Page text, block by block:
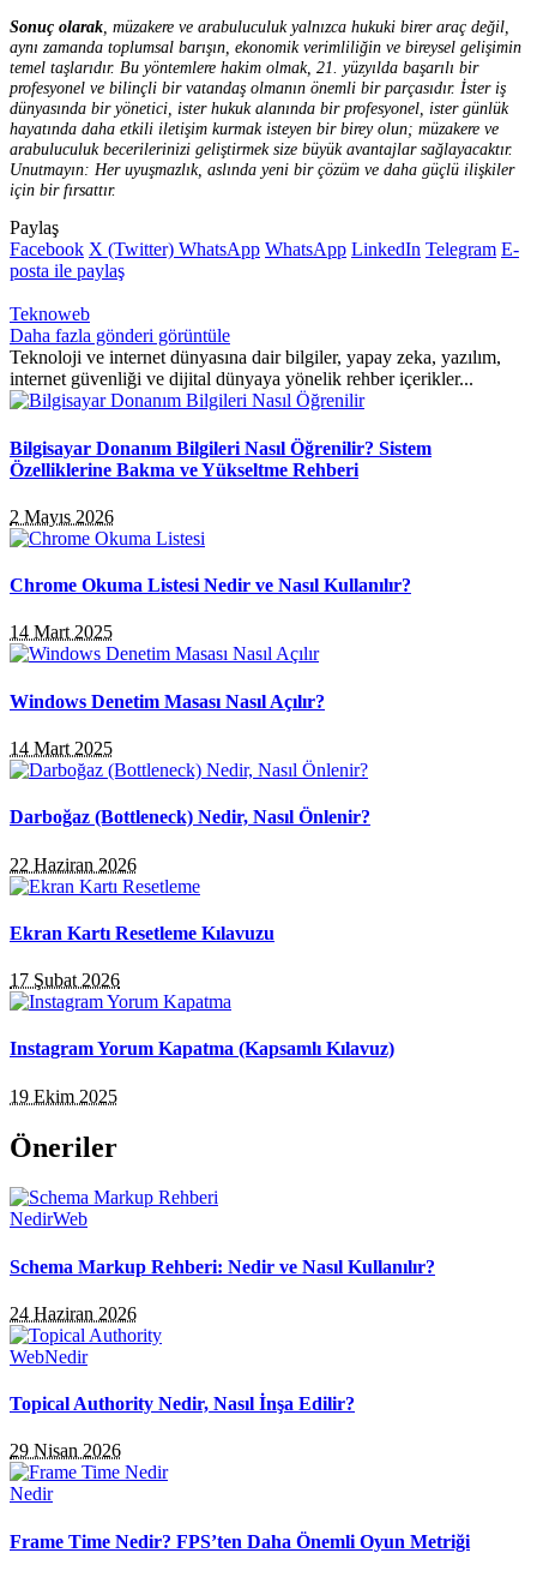
Sonuç olarak , müzakere ve arabuluculuk yalnızca hukuki birer araç değil,
aynı zamanda toplumsal barışın, ekonomik verimliliğin ve bireysel gelişimin
temel taşlarıdır. Bu yöntemlere hakim olmak, 21. yüzyılda başarılı bir
profesyonel ve bilinçli bir vatandaş olmanın önemli bir parçasıdır. İster iş
dünyasında bir yönetici, ister hukuk alanında bir profesyonel, ister günlük
hayatında daha etkili iletişim kurmak isteyen bir birey olun; müzakere ve
arabuluculuk becerilerinizi geliştirmek size büyük avantajlar sağlayacaktır.
Unutmayın: Her uyuşmazlık, aslında yeni bir çözüm ve daha güçlü ilişkiler
için bir fırsattır.
Paylaş
Facebook X (Twitter) WhatsApp WhatsApp LinkedIn Telegram E-
posta ile paylaş
Teknoweb
Daha fazla gönderi görüntüle
Teknoloji ve internet dünyasına dair bilgiler, yapay zeka, yazılım,
internet güvenliği ve dijital dünyaya yönelik rehber içerikler...
Bilgisayar Donanım Bilgileri Nasıl Öğrenilir? Sistem
Özelliklerine Bakma ve Yükseltme Rehberi
2 Mayıs 2026
Chrome Okuma Listesi Nedir ve Nasıl Kullanılır?
14 Mart 2025
Windows Denetim Masası Nasıl Açılır?
14 Mart 2025
Darboğaz (Bottleneck) Nedir, Nasıl Önlenir?
22 Haziran 2026
Ekran Kartı Resetleme Kılavuzu
17 Şubat 2026
Instagram Yorum Kapatma (Kapsamlı Kılavuz)
19 Ekim 2025
Öneriler
NedirWeb
Schema Markup Rehberi: Nedir ve Nasıl Kullanılır?
24 Haziran 2026
WebNedir
Topical Authority Nedir, Nasıl İnşa Edilir?
29 Nisan 2026
Nedir
Frame Time Nedir? FPS’ten Daha Önemli Oyun Metriği